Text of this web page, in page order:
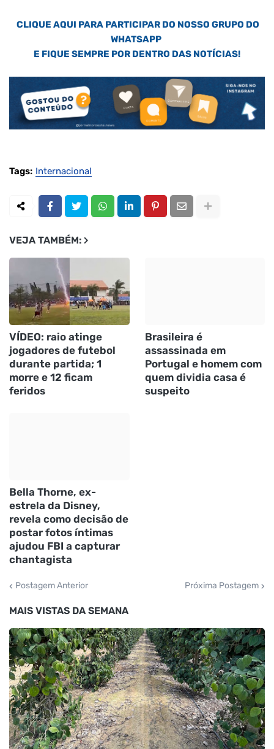
CLIQUE AQUI PARA PARTICIPAR DO NOSSO GRUPO DO
WHATSAPP
E FIQUE SEMPRE POR DENTRO DAS NOTÍCIAS!
Tags: Internacional
VEJA TAMBÉM:
VÍDEO: raio atinge
jogadores de futebol
durante partida; 1
morre e 12 ficam
feridos
Brasileira é
assassinada em
Portugal e homem com
quem dividia casa é
suspeito
Bella Thorne, ex-
estrela da Disney,
revela como decisão de
postar fotos íntimas
ajudou FBI a capturar
chantagista
Postagem Anterior Próxima Postagem
MAIS VISTAS DA SEMANA